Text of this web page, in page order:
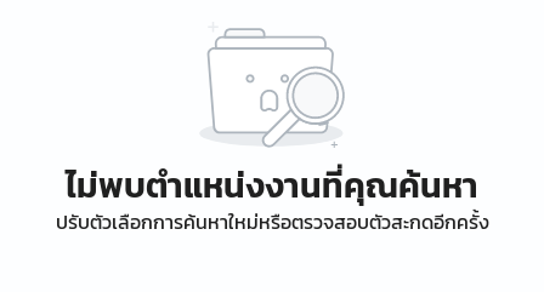
ไม่พบตำแหน่งงานที่คุณค้นหา
ปรับตัวเลือกการค้นหาใหม่หรือตรวจสอบตัวสะกดอีกครั้ง